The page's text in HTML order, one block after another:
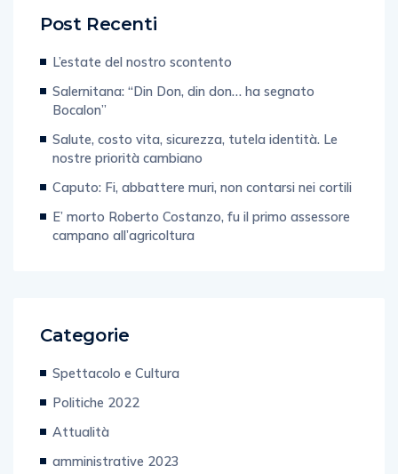
Post Recenti
L’estate del nostro scontento
Salernitana: “Din Don, din don… ha segnato
Bocalon”
Salute, costo vita, sicurezza, tutela identità. Le
nostre priorità cambiano
Caputo: Fi, abbattere muri, non contarsi nei cortili
E’ morto Roberto Costanzo, fu il primo assessore
campano all’agricoltura
Categorie
Spettacolo e Cultura
Politiche 2022
Attualità
amministrative 2023